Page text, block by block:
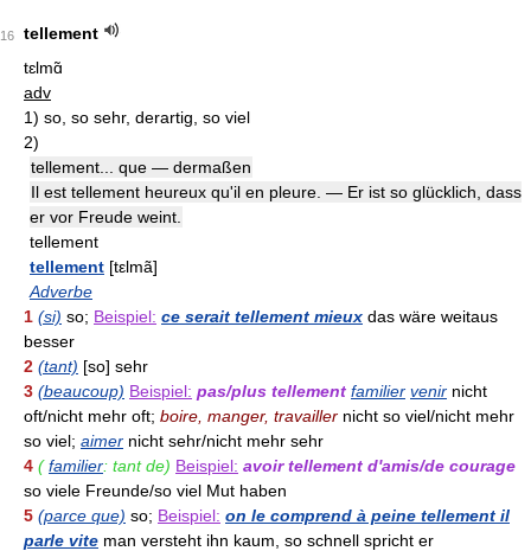
16
tellement
tɛlmɑ̃
adv
1) so, so sehr, derartig, so viel
2)
tellement... que — dermaßen
Il est tellement heureux qu'il en pleure. — Er ist so glücklich, dass
er vor Freude weint.
tellement
tellement [tεlmã]
Adverbe
1 (si) so; Beispiel: ce serait tellement mieux das wäre weitaus
besser
2 (tant) [so] sehr
3 (beaucoup) Beispiel: pas/plus tellement familier venir nicht
oft/nicht mehr oft; boire, manger, travailler nicht so viel/nicht mehr
so viel; aimer nicht sehr/nicht mehr sehr
4 ( familier: tant de) Beispiel: avoir tellement d'amis/de courage
so viele Freunde/so viel Mut haben
5 (parce que) so; Beispiel: on le comprend à peine tellement il
parle vite man versteht ihn kaum, so schnell spricht er